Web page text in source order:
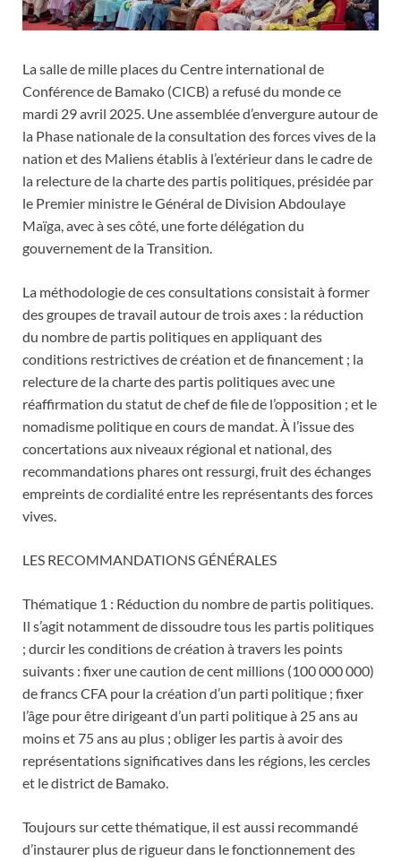
La salle de mille places du Centre international de
Conférence de Bamako (CICB) a refusé du monde ce
mardi 29 avril 2025. Une assemblée d’envergure autour de
la Phase nationale de la consultation des forces vives de la
nation et des Maliens établis à l’extérieur dans le cadre de
la relecture de la charte des partis politiques, présidée par
le Premier ministre le Général de Division Abdoulaye
Maïga, avec à ses côté, une forte délégation du
gouvernement de la Transition.
La méthodologie de ces consultations consistait à former
des groupes de travail autour de trois axes : la réduction
du nombre de partis politiques en appliquant des
conditions restrictives de création et de financement ; la
relecture de la charte des partis politiques avec une
réaffirmation du statut de chef de file de l’opposition ; et le
nomadisme politique en cours de mandat. À l’issue des
concertations aux niveaux régional et national, des
recommandations phares ont ressurgi, fruit des échanges
empreints de cordialité entre les représentants des forces
vives.
LES RECOMMANDATIONS GÉNÉRALES
Thématique 1 : Réduction du nombre de partis politiques.
Il s’agit notamment de dissoudre tous les partis politiques
; durcir les conditions de création à travers les points
suivants : fixer une caution de cent millions (100 000 000)
de francs CFA pour la création d’un parti politique ; fixer
l’âge pour être dirigeant d’un parti politique à 25 ans au
moins et 75 ans au plus ; obliger les partis à avoir des
représentations significatives dans les régions, les cercles
et le district de Bamako.
Toujours sur cette thématique, il est aussi recommandé
d’instaurer plus de rigueur dans le fonctionnement des